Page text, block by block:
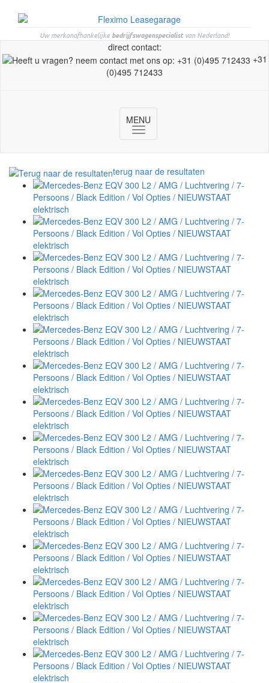
Uw merkonafhankelijke bedrijfswagenspecialistvan Nederland!
direct contact:
+31
(0)495 712433
MENU
Toggle
navigation
terug naar de resultaten